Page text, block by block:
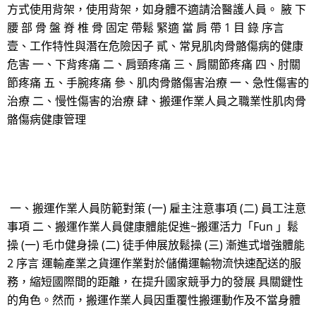
方式使用背架，使用背架，如身體不適請洽醫護人員。 腋 下
腰 部 骨 盤 脊 椎 骨 固定 帶鬆 緊適 當 肩 帶 1 目 錄 序言
壹、工作特性與潛在危險因子 貳、常見肌肉骨骼傷病的健康
危害 一、下背疼痛 二、肩頸疼痛 三、肩關節疼痛 四、肘關
節疼痛 五、手腕疼痛 參、肌肉骨骼傷害治療 一、急性傷害的
治療 二、慢性傷害的治療 肆、搬運作業人員之職業性肌肉骨
骼傷病健康管理
一、搬運作業人員防範對策 (一) 雇主注意事項 (二) 員工注意
事項 二、搬運作業人員健康體能促進~搬運活力「Fun 」鬆
操 (一) 毛巾健身操 (二) 徒手伸展放鬆操 (三) 漸進式增強體能
2 序言 運輸產業之貨運作業對於儲備運輸物流快速配送的服
務，縮短國際間的距離，在提升國家競爭力的發展 具關鍵性
的角色。然而，搬運作業人員因重覆性搬運動作及不當身體